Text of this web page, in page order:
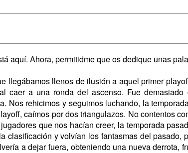
aquí. Ahora, permitidme que os dedique unas
llegábamos llenos de ilusión a aquel primer
caer a una ronda del ascenso. Fue
Nos rehicimos y seguimos luchando, la
caímos por dos triangulazos. No contentos
que nos hacían creer, la temporada
clasificación y volvían los fantasmas del pasado,
a dejar fuera, obteniendo una nueva derrota,